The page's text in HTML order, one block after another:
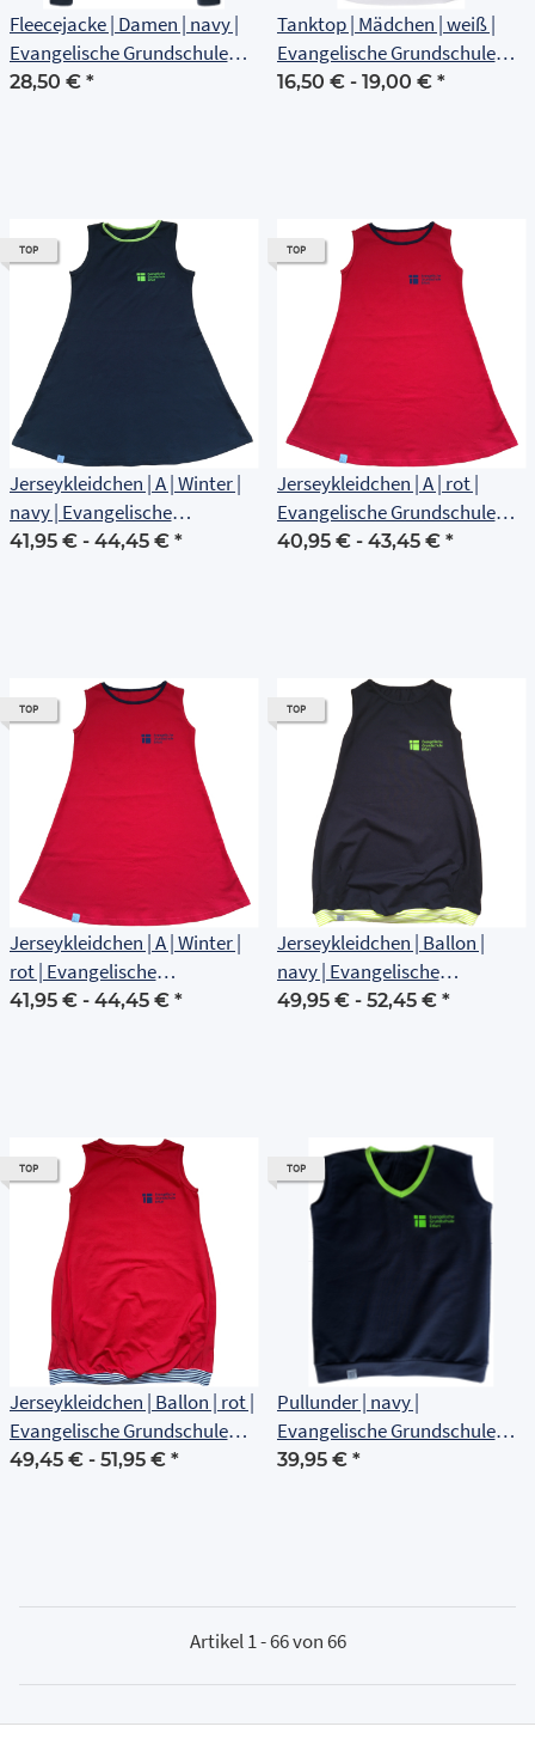
Fleecejacke | Damen | navy |
Evangelische Grundschule
Erfurt
28,50 € *
Tanktop | Mädchen | weiß |
Evangelische Grundschule
Erfurt
16,50 € - 19,00 € *
TOP
Jerseykleidchen | A | Winter |
navy | Evangelische
Grundschule Erfurt
41,95 € - 44,45 € *
TOP
Jerseykleidchen | A | rot |
Evangelische Grundschule
Erfurt
40,95 € - 43,45 € *
TOP
Jerseykleidchen | A | Winter |
rot | Evangelische
Grundschule Erfurt
41,95 € - 44,45 € *
TOP
Jerseykleidchen | Ballon |
navy | Evangelische
Grundschule Erfurt
49,95 € - 52,45 € *
TOP
Jerseykleidchen | Ballon | rot |
Evangelische Grundschule
Erfurt
49,45 € - 51,95 € *
TOP
Pullunder | navy |
Evangelische Grundschule
Erfurt
39,95 € *
Artikel 1 - 66 von 66